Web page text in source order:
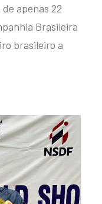
apenas 22
Brasileira
brasileiro a